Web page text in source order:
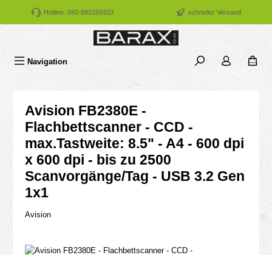
Zum Hauptinhalt springen
Hotline: 040-882159333 schneller Versand
Navigation
Avision FB2380E -
Flachbettscanner - CCD -
max.Tastweite: 8.5" - A4 - 600 dpi
x 600 dpi - bis zu 2500
Scanvorgänge/Tag - USB 3.2 Gen
1x1
Avision
Bildergalerie überspringen